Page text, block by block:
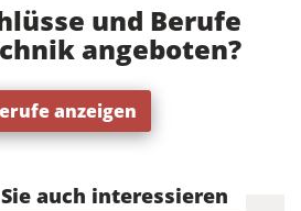
und Berufe
angeboten?
anzeigen
auch interessieren